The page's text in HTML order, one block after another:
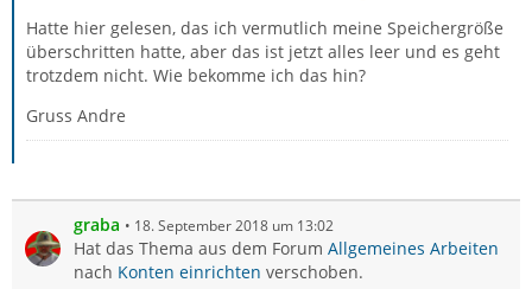
Hatte hier gelesen, das ich vermutlich meine Speichergröße
überschritten hatte, aber das ist jetzt alles leer und es geht
trotzdem nicht. Wie bekomme ich das hin?
Gruss Andre
graba 18. September 2018 um 13:02
Hat das Thema aus dem Forum Allgemeines Arbeiten
nach Konten einrichten verschoben.